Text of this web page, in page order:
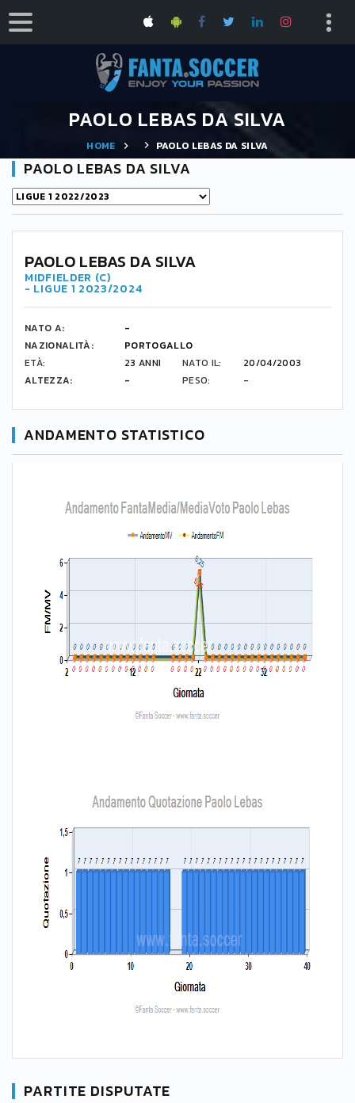
PAOLO LEBAS DA SILVA
HOME PAOLO LEBAS DA SILVA
PAOLO LEBAS DA SILVA
PAOLO LEBAS DA SILVA
MIDFIELDER (C)
- LIGUE 1 2023/2024
NATO A:
-
NAZIONALITÀ:
PORTOGALLO
ETÀ:
23 ANNI NATO IL:
20/04/2003
ALTEZZA:
- PESO: -
ANDAMENTO STATISTICO
PARTITE DISPUTATE